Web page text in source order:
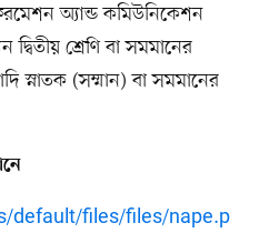
অ্যান্ড কমিউনিকেশন
শ্রেণি বা সমমানের
স্নাতক (সম্মান) বা সমমানের
default/files/files/nape.p